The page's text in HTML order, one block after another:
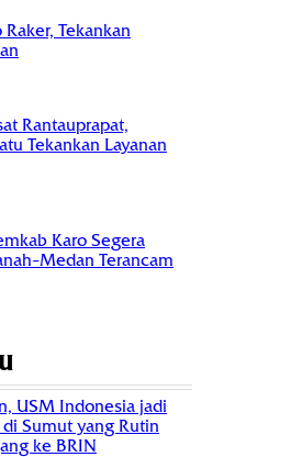
Tekankan
Rantauprapat,
Tekankan Layanan
Karo Segera
Terancam
USM Indonesia jadi
Sumut yang Rutin
ke BRIN